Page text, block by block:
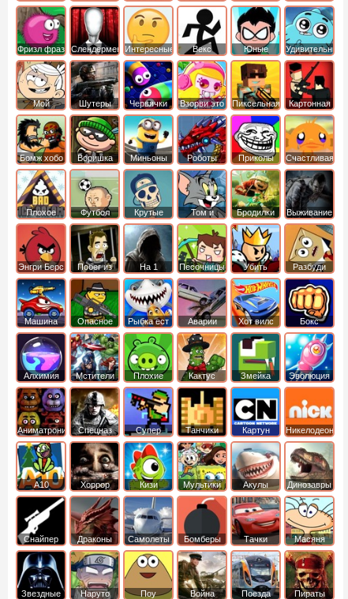
Шон
Сандали
Свомпи
Вилли
Фризл фраз Слендермен Интересные Векс
Юные
титаны
вперед
Удивительный
мир
Гамбола
Мой
шумный
дом
Шутеры Червячки Взорви это
Пиксельная
война
Картонная
башка
Бомж хобо
Воришка
боб
Миньоны
Роботы
динозавры
Приколы
Счастливая
обезьянка
Плохое
мороженое
Футбол
головами
Крутые
Том и
джерри
Бродилки
Приключения
Выживание
Энгри Берс
Побег из
тюрьмы
На 1 Песочницы
Убить
короля
Разбуди
коробку
Машина
ест
машину
Опасное
оружие
Рыбка ест
рыбку
Аварии
машин
Хот вилс Бокс
Алхимия Мстители
Плохие
свинки
Кактус
маккой
Змейка Эволюция
Аниматроники Спецназ
Супер
бойцы
Танчики
Картун
нетворк
Никелодеон
А10 Хоррор Кизи Мультики Акулы Динозавры
Снайпер Драконы Самолеты Бомберы Тачки Масяня
Звездные
Наруто Поу Война Поезда
Пираты